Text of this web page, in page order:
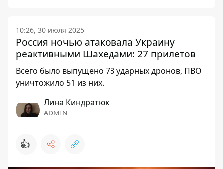
10:26, 30 июля 2025
Россия ночью атаковала Украину
реактивными Шахедами: 27 прилетов
Всего было выпущено 78 ударных дронов, ПВО
уничтожило 51 из них.
Лина Киндратюк
ADMIN
👍